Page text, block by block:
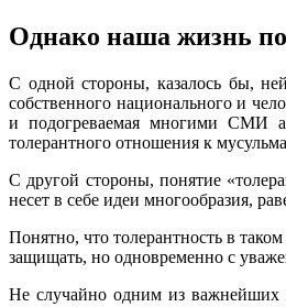
Однако наша жизнь
С одной стороны, казалось бы,
собственного национального и
и подогреваемая многими СМИ
толерантного отношения к
С другой стороны, понятие
несет в себе идеи многообразия,
Понятно, что толерантность в
защищать, но одновременно с
Не случайно одним из важнейших